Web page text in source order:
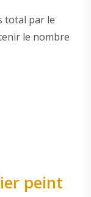
total par le
le nombre
peint